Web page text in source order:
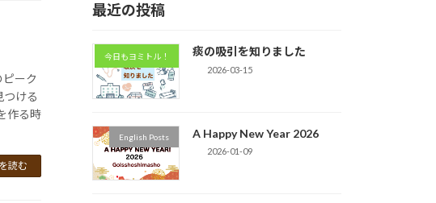
ーク
つける
作る時
読む
最近の投稿
今日もヨミトル！ 痰の吸引を知りました
2026-03-15
English Posts A Happy New Year 2026
2026-01-09